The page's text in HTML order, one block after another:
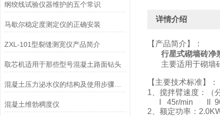
纲绞线试验仪器维护的五个常识
马歇尔稳定度测定仪的正确安装
ZXL-101型裂缝测宽仪产品简介
取芯机适用于那些型号混凝土路面钻头
混凝土维勃稠度仪
详情介绍
【产品简介】：
行星式砌墙砖净
主要适用于砌墙
【主要技术标准】：
1、搅拌臂速度：（
I 45r/min II
2、额定功率：